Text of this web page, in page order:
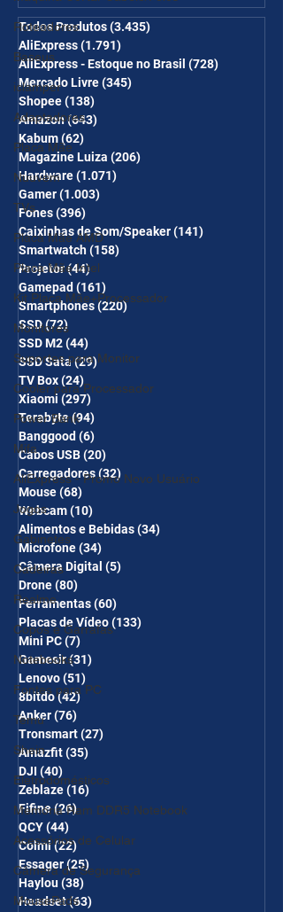
Roteadores
Baseus
iclamper
Adaptadores
Placa Mãe
Nuuvem
TVs
Placa Mãe AMD
Placa Mãe Intel
Kit Placa Mãe+Processador
Monitores
Suportes para Monitor
Cooler para Processador
Power Bank
Mifa
AliExpress - Promo Novo Usuário
Jogos
Gabinetes
Cadeiras
Realme
Copos e Garrafas
Notebooks
Fontes para PC
Temu
Shein
Eletrodomésticos
Memória Ram DDR5 Notebook
Acessórios de Celular
Câmera de Segurança
MousePads
desc em 6 itens/R$25 de
desc em 10 itens) OS
CUPONS SÃO VÁLIDOS NO
COMBO
Todos Produtos(3.435)
AliExpress(1.791)
AliExpress - Estoque no Brasil (728)
Mercado Livre(345)
Shopee(138)
Amazon(643)
Kabum(62)
Magazine Luiza (206)
Hardware(1.071)
Gamer(1.003)
Fones(396)
Caixinhas de Som/Speaker(141)
Smartwatch(158)
Projetor(44)44 posts
Gamepad (161)
Smartphones(220)220 posts
SSD(72)
SSD M2(44)
SSD Sata(29)29 posts
TV Box(24)24 posts
Xiaomi (297)
Terabyte(94)
Banggood (6)
Cabos USB(20)
Carregadores(32) 32 posts
Mouse(68)
Webcam(10)
Alimentos e Bebidas(34)
Microfone(34)
Câmera Digital (5)
Drone(80)
Ferramentas(60)
Placas de Vídeo(133)
Mini PC(7)
Gamesir(31)
Lenovo(51)
8bitdo(42) 42 posts
Anker(76)
Tronsmart(27)
Amazfit(35)
DJI (40)
Zeblaze(16)
Fifine(26)26 posts
QCY(44)
Colmi(22)22 posts
Essager(25)
Haylou(38)
Headset(63)